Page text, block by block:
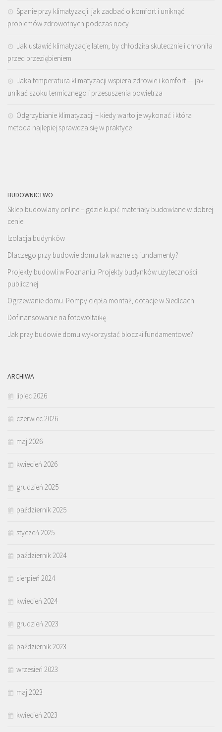
Spanie przy klimatyzacji: jak zadbać o komfort i uniknąć
problemów zdrowotnych podczas nocy
Jak ustawić klimatyzację latem, by chłodziła skutecznie i chroniła
przed przeziębieniem
Jaka temperatura klimatyzacji wspiera zdrowie i komfort — jak
unikać szoku termicznego i przesuszenia powietrza
Odgrzybianie klimatyzacji – kiedy warto je wykonać i która
metoda najlepiej sprawdza się w praktyce
BUDOWNICTWO
Sklep budowlany online – gdzie kupić materiały budowlane w dobrej
cenie
Izolacja budynków
Dlaczego przy budowie domu tak ważne są fundamenty?
Projekty budowli w Poznaniu. Projekty budynków użyteczności
publicznej
Ogrzewanie domu. Pompy ciepła montaż, dotacje w Siedlcach
Dofinansowanie na fotowoltaikę
Jak przy budowie domu wykorzystać bloczki fundamentowe?
ARCHIWA
lipiec 2026
czerwiec 2026
maj 2026
kwiecień 2026
grudzień 2025
październik 2025
styczeń 2025
październik 2024
sierpień 2024
kwiecień 2024
grudzień 2023
październik 2023
wrzesień 2023
maj 2023
kwiecień 2023